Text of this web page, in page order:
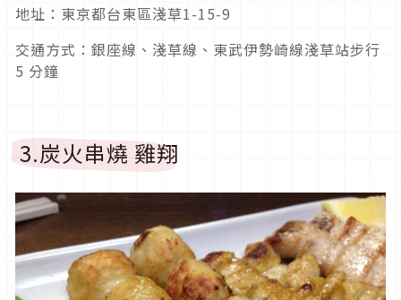
地址：東京都台東區淺草1-15-9
交通方式：銀座線、淺草線、東武伊勢崎線淺草站步行
5 分鐘
3.炭火串燒 雞翔